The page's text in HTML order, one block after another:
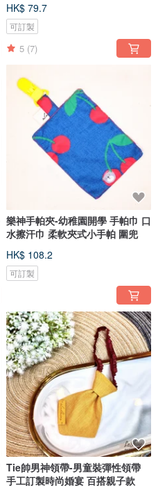
HK$ 79.7
可訂製
5 (7)
樂神手帕夾-幼稚園開學 手帕巾 口
水擦汗巾 柔軟夾式小手帕 圍兜
HK$ 108.2
可訂製
Tie帥男神領帶-男童裝彈性領帶
手工訂製時尚婚宴 百搭親子款